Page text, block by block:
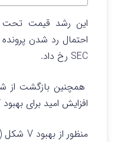
این رشد قیمت تحت
احتمال رد شدن پرونده
SEC رخ داد.
همچنین بازگشت از
افزایش امید برای بهبود V شکل شد.